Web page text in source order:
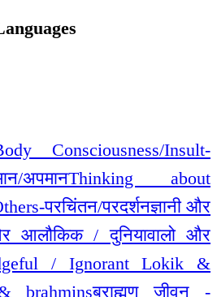
Consciousness/Insult-
अपमानThinking about
परचिंतन/परदर्शनज्ञानी और
आलौकिक / दुनियावालो और
/ Ignorant Lokik &
brahminsब्राह्मण जीवन -